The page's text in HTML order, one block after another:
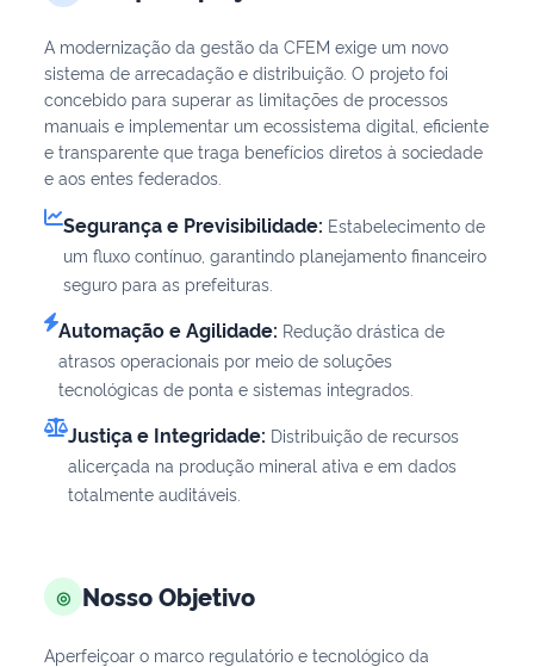
A modernização da gestão da CFEM exige um novo
sistema de arrecadação e distribuição. O projeto foi
concebido para superar as limitações de processos
manuais e implementar um ecossistema digital, eficiente
e transparente que traga benefícios diretos à sociedade
e aos entes federados.
Segurança e Previsibilidade: Estabelecimento de
um fluxo contínuo, garantindo planejamento financeiro
seguro para as prefeituras.
Automação e Agilidade: Redução drástica de
atrasos operacionais por meio de soluções
tecnológicas de ponta e sistemas integrados.
Justiça e Integridade: Distribuição de recursos
alicerçada na produção mineral ativa e em dados
totalmente auditáveis.
◎ Nosso Objetivo
Aperfeiçoar o marco regulatório e tecnológico da